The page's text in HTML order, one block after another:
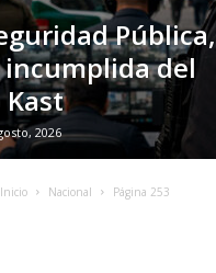
Pública,
del
2026
Inicio Nacional Página 253